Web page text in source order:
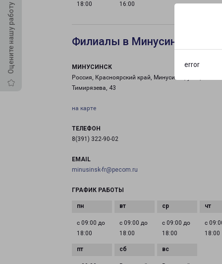
error
Оцените нашу работу
18:00
16:00
Филиалы в Минусинске
МИНУСИНСК
Россия, Красноярский край, Минусинск, улица
Тимирязева, 43
на карте
ТЕЛЕФОН
8(391) 322-90-02
EMAIL
minusinsk-fr@pecom.ru
ГРАФИК РАБОТЫ
с 09:00 до
18:00
с 09:00 до
18:00
с 09:00 до
18:00
с
18:00